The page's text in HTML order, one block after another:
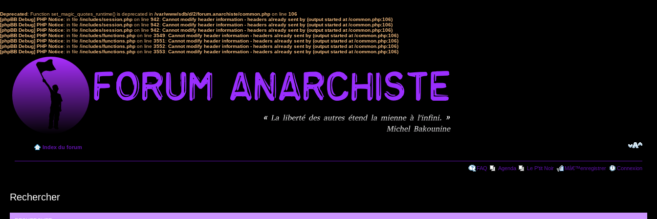
Deprecated: Function set_magic_quotes_runtime() is deprecated in /var/www/sdb/d/2/forum.anarchiste/common.php on line 106
[phpBB Debug] PHP Notice: in file /includes/session.php on line 942: Cannot modify header information - headers already sent by (output started at /common.php:106)
[phpBB Debug] PHP Notice: in file /includes/session.php on line 942: Cannot modify header information - headers already sent by (output started at /common.php:106)
[phpBB Debug] PHP Notice: in file /includes/session.php on line 942: Cannot modify header information - headers already sent by (output started at /common.php:106)
[phpBB Debug] PHP Notice: in file /includes/functions.php on line 3549: Cannot modify header information - headers already sent by (output started at /common.php:106)
[phpBB Debug] PHP Notice: in file /includes/functions.php on line 3551: Cannot modify header information - headers already sent by (output started at /common.php:106)
[phpBB Debug] PHP Notice: in file /includes/functions.php on line 3552: Cannot modify header information - headers already sent by (output started at /common.php:106)
[phpBB Debug] PHP Notice: in file /includes/functions.php on line 3553: Cannot modify header information - headers already sent by (output started at /common.php:106)
Index du forum
FAQ Agenda Le P'tit Noir Mâ€™enregistrer Connexion
Rechercher